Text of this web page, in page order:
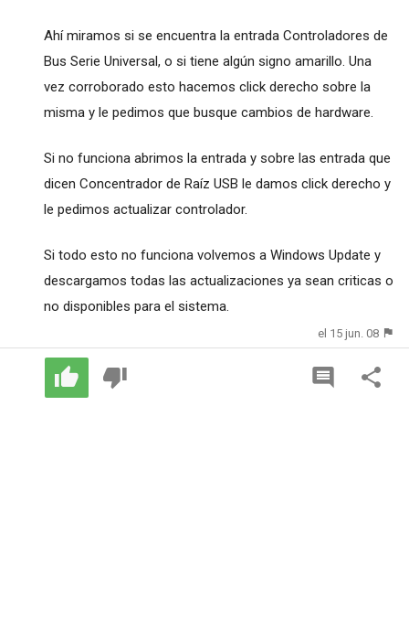
Ahí miramos si se encuentra la entrada Controladores de
Bus Serie Universal, o si tiene algún signo amarillo. Una
vez corroborado esto hacemos click derecho sobre la
misma y le pedimos que busque cambios de hardware.
Si no funciona abrimos la entrada y sobre las entrada que
dicen Concentrador de Raíz USB le damos click derecho y
le pedimos actualizar controlador.
Si todo esto no funciona volvemos a Windows Update y
descargamos todas las actualizaciones ya sean criticas o
no disponibles para el sistema.
el 15 jun. 08